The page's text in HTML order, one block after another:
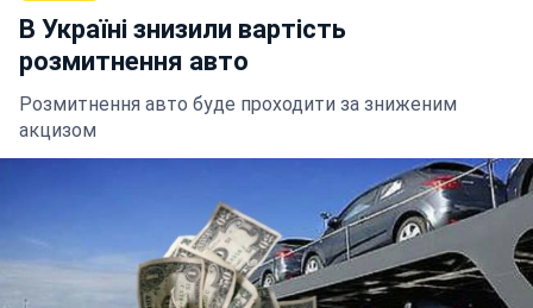
В Україні знизили вартість
розмитнення авто
Розмитнення авто буде проходити за зниженим
акцизом